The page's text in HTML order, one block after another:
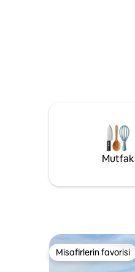
Mutfak
Misafirlerin favorisi
Misafirlerin favorisi